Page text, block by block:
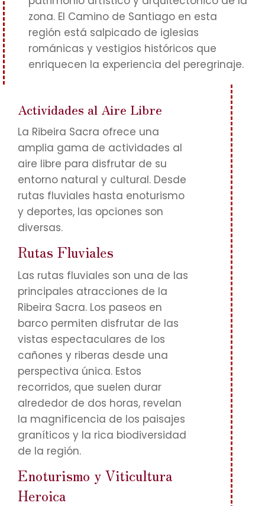
zona. El Camino de Santiago en esta
región está salpicado de iglesias
románicas y vestigios históricos que
enriquecen la experiencia del peregrinaje.
Actividades al Aire Libre
La Ribeira Sacra ofrece una
amplia gama de actividades al
aire libre para disfrutar de su
entorno natural y cultural. Desde
rutas fluviales hasta enoturismo
y deportes, las opciones son
diversas.
Rutas Fluviales
Las rutas fluviales son una de las
principales atracciones de la
Ribeira Sacra. Los paseos en
barco permiten disfrutar de las
vistas espectaculares de los
cañones y riberas desde una
perspectiva única. Estos
recorridos, que suelen durar
alrededor de dos horas, revelan
la magnificencia de los paisajes
graníticos y la rica biodiversidad
de la región.
Enoturismo y Viticultura
Heroica